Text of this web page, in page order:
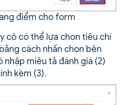
điểm cho form
cô có thể lựa chọn tiêu chí
cách nhấn chọn bên
nhập miêu tả đánh giá (2)
kèm (3).